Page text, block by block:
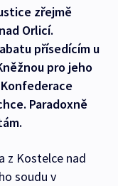
zřejmě
Orlicí.
přísedícím u
pro jeho
Paradoxně
z Kostelce nad
soudu v